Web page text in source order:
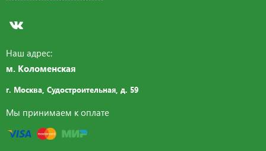
Наш адрес:
м. Коломенская
г. Москва, Судостроительная, д. 59
Мы принимаем к оплате